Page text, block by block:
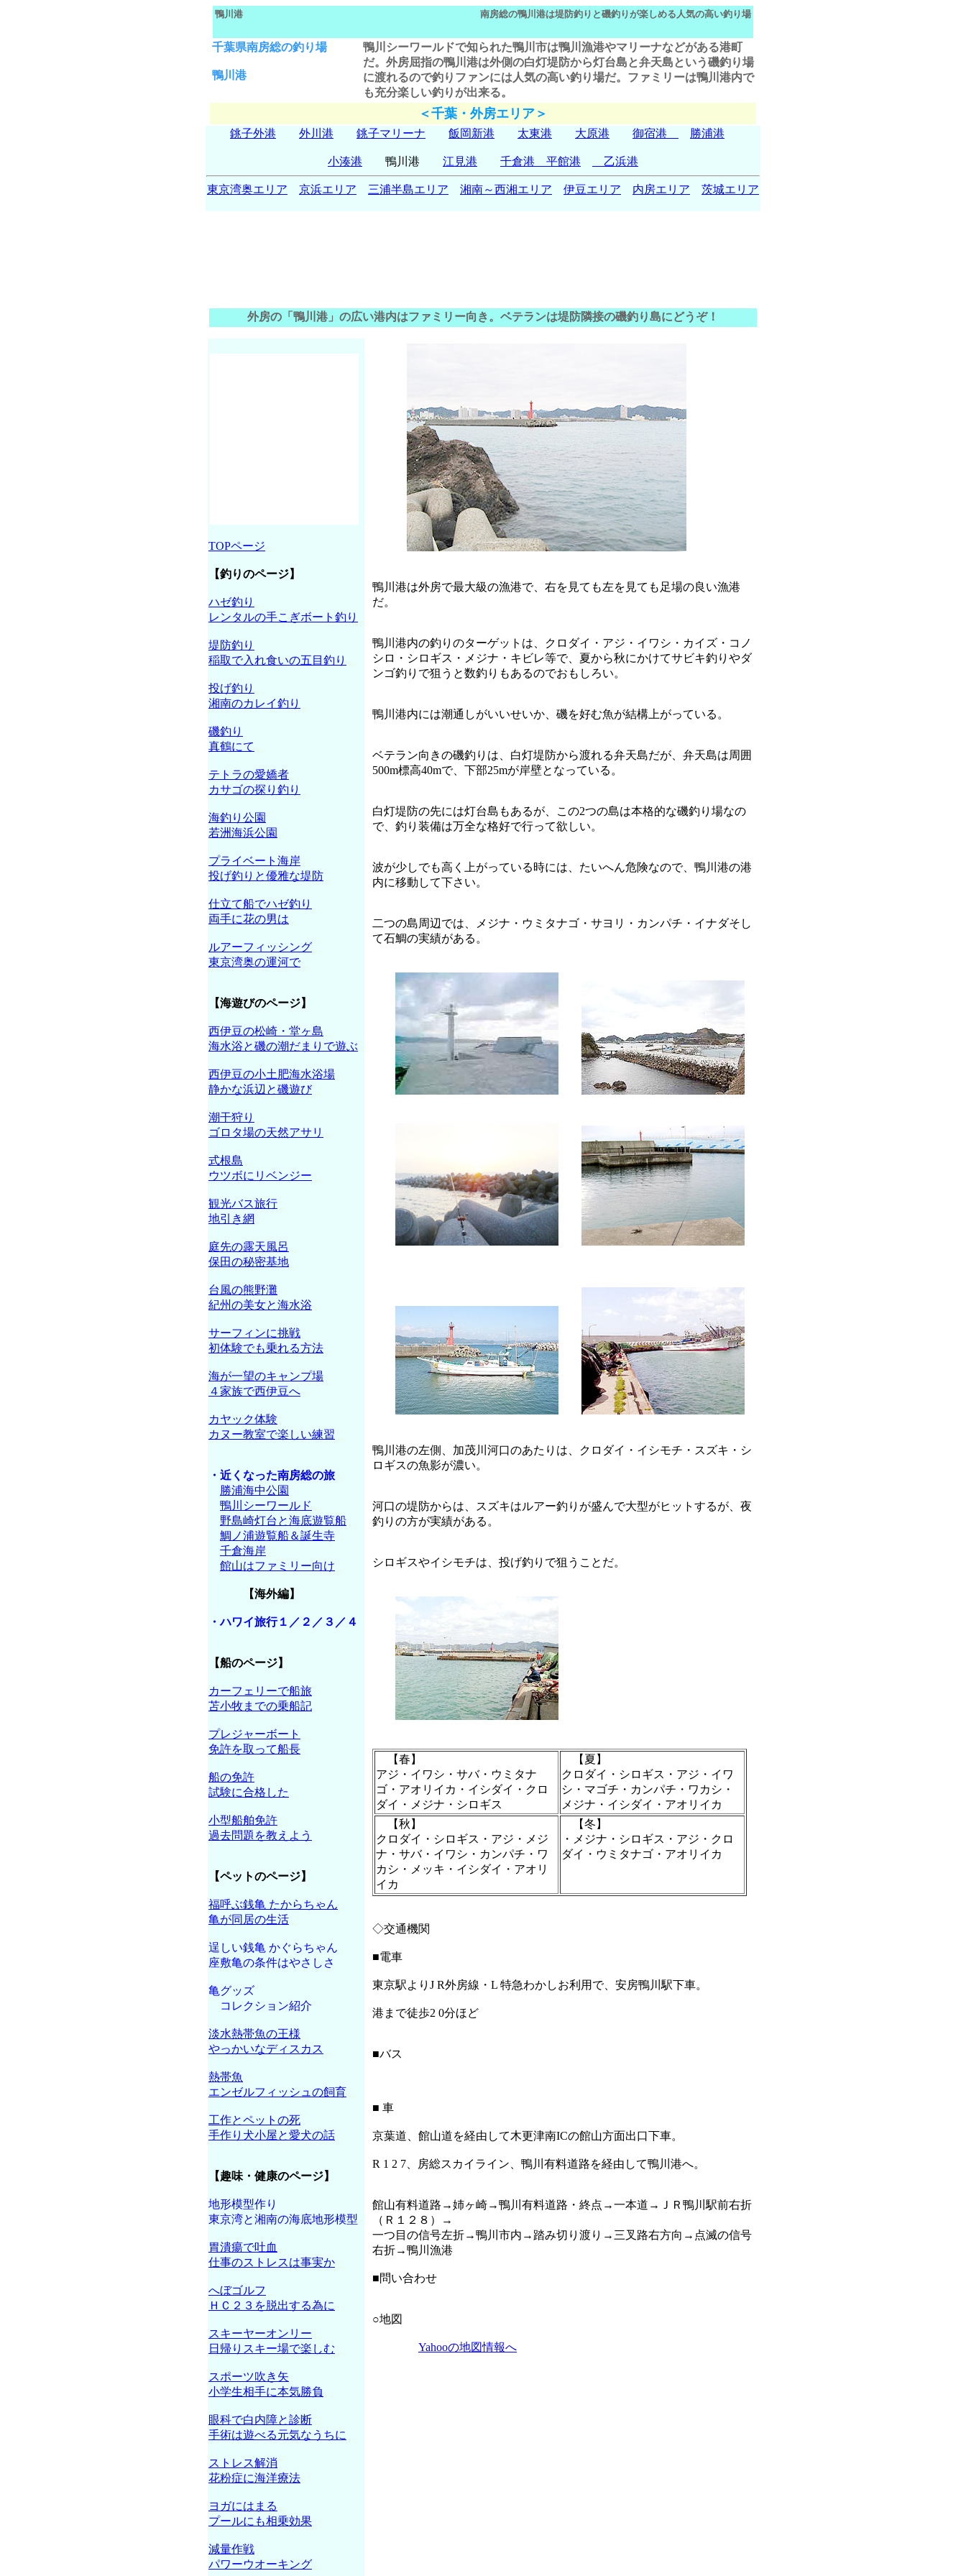
鴨川港 南房総の鴨川港は堤防釣りと磯釣りが楽しめる人気の高い釣り場
千葉県南房総の釣り場
鴨川港
鴨川シーワールドで知られた鴨川市は鴨川漁港やマリーナなどがある港町
だ。外房屈指の鴨川港は外側の白灯堤防から灯台島と弁天島という磯釣り場
に渡れるので釣りファンには人気の高い釣り場だ。ファミリーは鴨川港内で
も充分楽しい釣りが出来る。
＜千葉・外房エリア＞
銚子外港 外川港 銚子マリーナ 飯岡新港 太東港 大原港 御宿港 勝浦港
小湊港 鴨川港 江見港 千倉港 平館港 乙浜港
東京湾奥エリア 京浜エリア 三浦半島エリア 湘南～西湘エリア 伊豆エリア 内房エリア 茨城エリア
外房の「鴨川港」の広い港内はファミリー向き。ベテランは堤防隣接の磯釣り島にどうぞ！
鴨川港は外房で最大級の漁港で、右を見ても左を見ても足場の良い漁港
だ。
鴨川港内の釣りのターゲットは、クロダイ・アジ・イワシ・カイズ・コノ
シロ・シロギス・メジナ・キビレ等で、夏から秋にかけてサビキ釣りやダ
ンゴ釣りで狙うと数釣りもあるのでおもしろい。
鴨川港内には潮通しがいいせいか、磯を好む魚が結構上がっている。
ベテラン向きの磯釣りは、白灯堤防から渡れる弁天島だが、弁天島は周囲
500m標高40mで、下部25mが岸壁となっている。
白灯堤防の先には灯台島もあるが、この2つの島は本格的な磯釣り場なの
で、釣り装備は万全な格好で行って欲しい。
波が少しでも高く上がっている時には、たいへん危険なので、鴨川港の港
内に移動して下さい。
二つの島周辺では、メジナ・ウミタナゴ・サヨリ・カンパチ・イナダそし
て石鯛の実績がある。
鴨川港の左側、加茂川河口のあたりは、クロダイ・イシモチ・スズキ・シ
ロギスの魚影が濃い。
河口の堤防からは、スズキはルアー釣りが盛んで大型がヒットするが、夜
釣りの方が実績がある。
シロギスやイシモチは、投げ釣りで狙うことだ。
【春】
アジ・イワシ・サバ・ウミタナ
ゴ・アオリイカ・イシダイ・クロ
ダイ・メジナ・シロギス
【夏】
クロダイ・シロギス・アジ・イワ
シ・マゴチ・カンパチ・ワカシ・
メジナ・イシダイ・アオリイカ
【秋】
クロダイ・シロギス・アジ・メジ
ナ・サバ・イワシ・カンパチ・ワ
カシ・メッキ・イシダイ・アオリ
イカ
【冬】
・メジナ・シロギス・アジ・クロ
ダイ・ウミタナゴ・アオリイカ
◇交通機関
■電車
東京駅よりJ R外房線・L 特急わかしお利用で、安房鴨川駅下車。
港まで徒歩2 0分ほど
■バス
■ 車
京葉道、館山道を経由して木更津南ICの館山方面出口下車。
R 1 2 7、房総スカイライン、鴨川有料道路を経由して鴨川港へ。
館山有料道路→姉ヶ崎→鴨川有料道路・終点→一本道→ＪＲ鴨川駅前右折
（Ｒ１２８）→
一つ目の信号左折→鴨川市内→踏み切り渡り→三叉路右方向→点滅の信号
右折→鴨川漁港
■問い合わせ
○地図
Yahooの地図情報へ
TOPページ
【釣りのページ】
ハゼ釣り
レンタルの手こぎボート釣り
堤防釣り
稲取で入れ食いの五目釣り
投げ釣り
湘南のカレイ釣り
磯釣り
真鶴にて
テトラの愛嬌者
カサゴの探り釣り
海釣り公園
若洲海浜公園
プライベート海岸
投げ釣りと優雅な堤防
仕立て船でハゼ釣り
両手に花の男は
ルアーフィッシング
東京湾奥の運河で
【海遊びのページ】
西伊豆の松崎・堂ヶ島
海水浴と磯の潮だまりで遊ぶ
西伊豆の小土肥海水浴場
静かな浜辺と磯遊び
潮干狩り
ゴロタ場の天然アサリ
式根島
ウツボにリベンジー
観光バス旅行
地引き網
庭先の露天風呂
保田の秘密基地
台風の熊野灘
紀州の美女と海水浴
サーフィンに挑戦
初体験でも乗れる方法
海が一望のキャンプ場
４家族で西伊豆へ
カヤック体験
カヌー教室で楽しい練習
・近くなった南房総の旅
勝浦海中公園
鴨川シーワールド
野島崎灯台と海底遊覧船
鯛ノ浦遊覧船＆誕生寺
千倉海岸
館山はファミリー向け
【海外編】
・ハワイ旅行１／２／３／４
【船のページ】
カーフェリーで船旅
苫小牧までの乗船記
プレジャーボート
免許を取って船長
船の免許
試験に合格した
小型船舶免許
過去問題を教えよう
【ペットのページ】
福呼ぶ銭亀 たからちゃん
亀が同居の生活
逞しい銭亀 かぐらちゃん
座敷亀の条件はやさしさ
亀グッズ
コレクション紹介
淡水熱帯魚の王様
やっかいなディスカス
熱帯魚
エンゼルフィッシュの飼育
工作とペットの死
手作り犬小屋と愛犬の話
【趣味・健康のページ】
地形模型作り
東京湾と湘南の海底地形模型
胃潰瘍で吐血
仕事のストレスは事実か
へぼゴルフ
ＨＣ２３を脱出する為に
スキーヤーオンリー
日帰りスキー場で楽しむ
スポーツ吹き矢
小学生相手に本気勝負
眼科で白内障と診断
手術は遊べる元気なうちに
ストレス解消
花粉症に海洋療法
ヨガにはまる
プールにも相乗効果
減量作戦
パワーウオーキング